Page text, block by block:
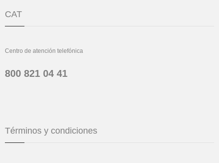
CAT
Centro de atención telefónica
800 821 04 41
Términos y condiciones